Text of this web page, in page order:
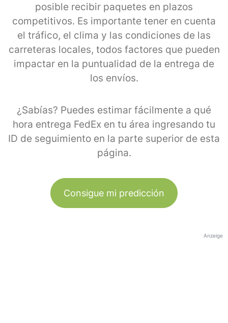
posible recibir paquetes en plazos
competitivos. Es importante tener en cuenta
el tráfico, el clima y las condiciones de las
carreteras locales, todos factores que pueden
impactar en la puntualidad de la entrega de
los envíos.
¿Sabías? Puedes estimar fácilmente a qué
hora entrega FedEx en tu área ingresando tu
ID de seguimiento en la parte superior de esta
página.
Consigue mi predicción
Anzeige